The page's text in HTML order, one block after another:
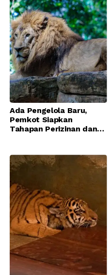
Ada Pengelola Baru,
Pemkot Siapkan
Tahapan Perizinan dan